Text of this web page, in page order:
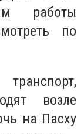
работы
по
возле
на Пасху